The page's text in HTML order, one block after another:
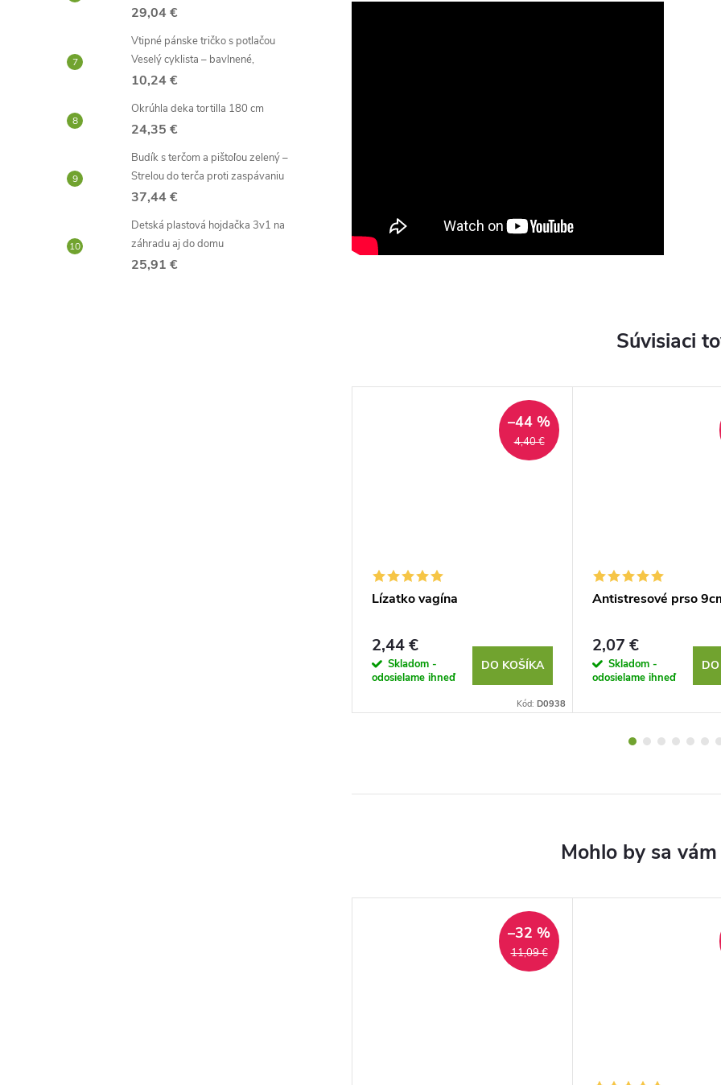
29,04 €
Vtipné pánske tričko s potlačou
Veselý cyklista – bavlnené,
10,24 €
Okrúhla deka tortilla 180 cm
24,35 €
Budík s terčom a pištoľou zelený –
Strelou do terča proti zaspávaniu
37,44 €
Detská plastová hojdačka 3v1 na
záhradu aj do domu
25,91 €
Súvisiaci
4,40 €
–44 %
Lízatko vagína
2,44 €
Skladom -
odosielame ihneď
DO KOŠÍKA
Kód: D0938
Antistresové prso
2,07 €
Skladom -
odosielame ihneď
11,09 €
–32 %